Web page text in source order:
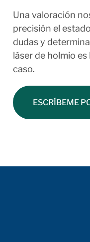
Una valoración
precisión el
dudas y
láser de holmio
caso.
ESCRÍBEME